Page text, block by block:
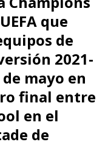
que
de
2021-
mayo en
final entre
en el
de